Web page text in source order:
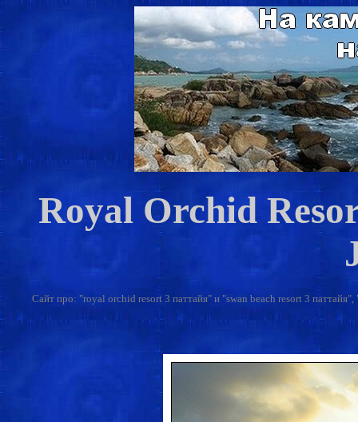
Royal Orchid
Сайт про: "royal orchid resort 3 паттайя" и "swan beach resort 3